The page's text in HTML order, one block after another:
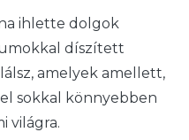
ihlette dolgok
díszített
amelyek amellett,
sokkal könnyebben
világra.